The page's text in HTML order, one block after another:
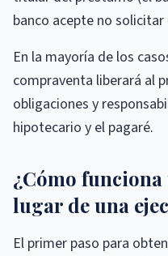
banco acepte no
En la mayoría de los
compraventa liberará al
obligaciones y
hipotecario y el pagaré.
¿Cómo
lugar de una
El primer paso para